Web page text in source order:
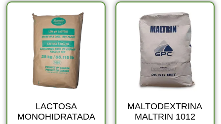
LACTOSA
MONOHIDRATADA
MALTODEXTRINA
MALTRIN 1012